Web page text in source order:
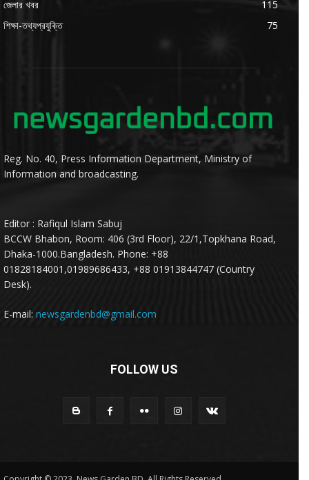
জেলার খবর
115
শিক্ষা-তথ্যপ্রযুক্তি
75
Reg. No. 40, Press Information Department, Ministry of
Information and broadcasting.
Editor : Rafiqul Islam Sabuj
BCCW Bhabon, Room: 406 (3rd Floor), 22/1,Topkhana Road,
Dhaka-1000.Bangladesh. Phone: +88
01828184001,01989686433, +88 01913844747 (Country
Desk).
E-mail: newsgardenbd@gmail.com
FOLLOW US